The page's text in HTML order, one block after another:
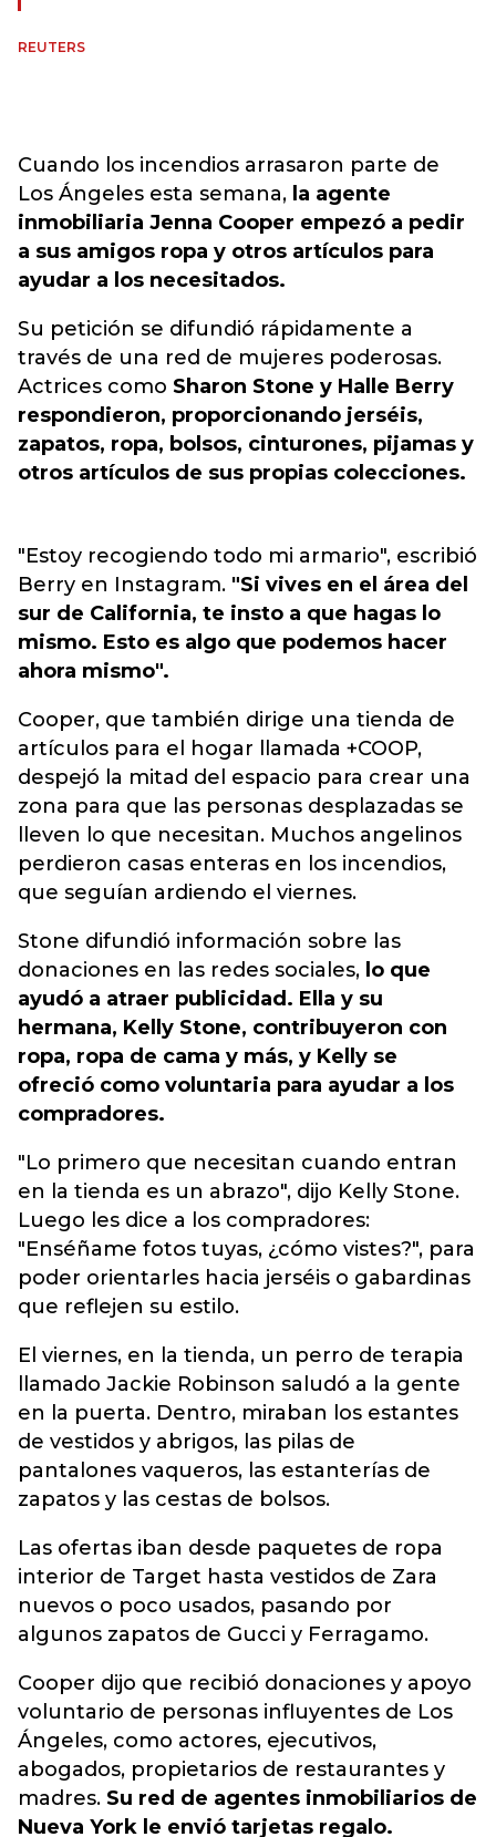
REUTERS
Cuando los incendios arrasaron parte de
Los Ángeles esta semana, la agente
inmobiliaria Jenna Cooper empezó a pedir
a sus amigos ropa y otros artículos para
ayudar a los necesitados.
Su petición se difundió rápidamente a
través de una red de mujeres poderosas.
Actrices como Sharon Stone y Halle Berry
respondieron, proporcionando jerséis,
zapatos, ropa, bolsos, cinturones, pijamas y
otros artículos de sus propias colecciones.
"Estoy recogiendo todo mi armario", escribió
Berry en Instagram. "Si vives en el área del
sur de California, te insto a que hagas lo
mismo. Esto es algo que podemos hacer
ahora mismo".
Cooper, que también dirige una tienda de
artículos para el hogar llamada +COOP,
despejó la mitad del espacio para crear una
zona para que las personas desplazadas se
lleven lo que necesitan. Muchos angelinos
perdieron casas enteras en los incendios,
que seguían ardiendo el viernes.
Stone difundió información sobre las
donaciones en las redes sociales, lo que
ayudó a atraer publicidad. Ella y su
hermana, Kelly Stone, contribuyeron con
ropa, ropa de cama y más, y Kelly se
ofreció como voluntaria para ayudar a los
compradores.
"Lo primero que necesitan cuando entran
en la tienda es un abrazo", dijo Kelly Stone.
Luego les dice a los compradores:
"Enséñame fotos tuyas, ¿cómo vistes?", para
poder orientarles hacia jerséis o gabardinas
que reflejen su estilo.
El viernes, en la tienda, un perro de terapia
llamado Jackie Robinson saludó a la gente
en la puerta. Dentro, miraban los estantes
de vestidos y abrigos, las pilas de
pantalones vaqueros, las estanterías de
zapatos y las cestas de bolsos.
Las ofertas iban desde paquetes de ropa
interior de Target hasta vestidos de Zara
nuevos o poco usados, pasando por
algunos zapatos de Gucci y Ferragamo.
Cooper dijo que recibió donaciones y apoyo
voluntario de personas influyentes de Los
Ángeles, como actores, ejecutivos,
abogados, propietarios de restaurantes y
madres. Su red de agentes inmobiliarios de
Nueva York le envió tarjetas regalo.